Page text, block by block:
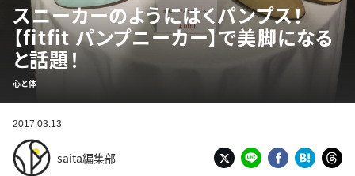
スニーカーのようにはくパンプス！
【fitfit パンプニーカー】で美脚になる
と話題！
心と体
2017.03.13
saita編集部